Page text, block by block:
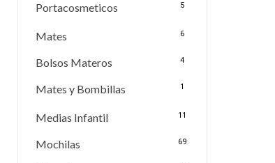
Portacosmeticos 5
Mates 6
Bolsos Materos 4
Mates y Bombillas 1
Medias Infantil 11
Mochilas 69